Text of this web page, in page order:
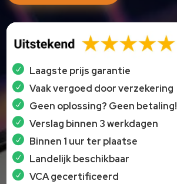
Laagste prijs garantie
Vaak vergoed door verzekering
Geen oplossing? Geen betaling!
Verslag binnen 3 werkdagen
Binnen 1 uur ter plaatse
Landelijk beschikbaar
VCA gecertificeerd